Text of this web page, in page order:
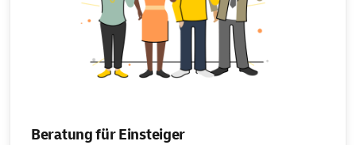
Beratung für Einsteiger